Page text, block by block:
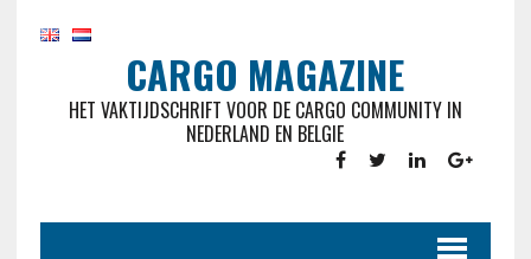
CARGO MAGAZINE
HET VAKTIJDSCHRIFT VOOR DE CARGO COMMUNITY IN
NEDERLAND EN BELGIE